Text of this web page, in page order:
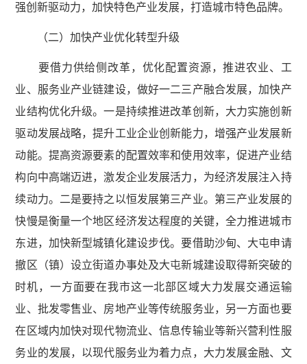
强创新驱动力，加快特色产业发展，打造城市特色品牌。
（二）加快产业优化转型升级
要借力供给侧改革，优化配置资源，推进农业、工
业、服务业产业链建设，做好一二三产融合发展，加快产
业结构优化升级。一是持续推进改革创新，大力实施创新
驱动发展战略，提升工业企业创新能力，增强产业发展新
动能。提高资源要素的配置效率和使用效率，促进产业结
构向中高端迈进，激发企业发展活力，为经济发展注入持
续动力。二是要持之以恒发展第三产业。第三产业发展的
快慢是衡量一个地区经济发达程度的关键，全力推进城市
东进，加快新型城镇化建设步伐。要借助沙甸、大屯申请
撤区（镇）设立街道办事处及大屯新城建设取得新突破的
时机，一方面要在我市这一北部区域大力发展交通运输
业、批发零售业、房地产业等传统服务业，另一方面也要
在区域内加快对现代物流业、信息传输业等新兴营利性服
务业的发展，以现代服务业为着力点，大力发展金融、文